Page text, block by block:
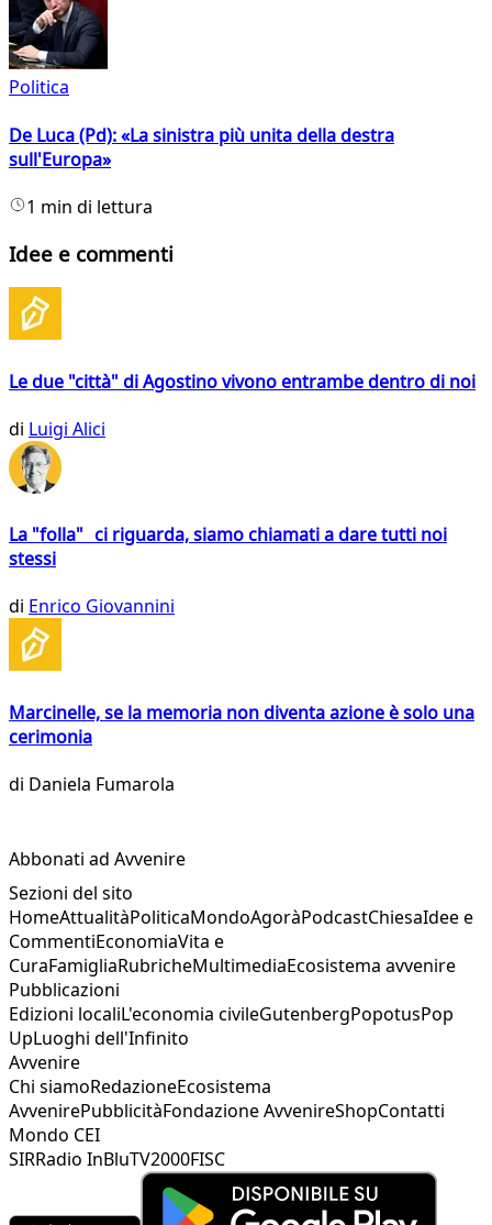
Politica
De Luca (Pd): «La sinistra più unita della destra
sull'Europa»
1 min di lettura
Idee e commenti
Le due "città" di Agostino vivono entrambe dentro di noi
di Luigi Alici
La "folla" ci riguarda, siamo chiamati a dare tutti noi
stessi
di Enrico Giovannini
Marcinelle, se la memoria non diventa azione è solo una
cerimonia
di Daniela Fumarola
Abbonati ad Avvenire
Sezioni del sito
HomeAttualitàPoliticaMondoAgoràPodcastChiesaIdee e
CommentiEconomiaVita e
CuraFamigliaRubricheMultimediaEcosistema avvenire
Pubblicazioni
Edizioni localiL'economia civileGutenbergPopotusPop
UpLuoghi dell'Infinito
Avvenire
Chi siamoRedazioneEcosistema
AvvenirePubblicitàFondazione AvvenireShopContatti
Mondo CEI
SIRRadio InBluTV2000FISC